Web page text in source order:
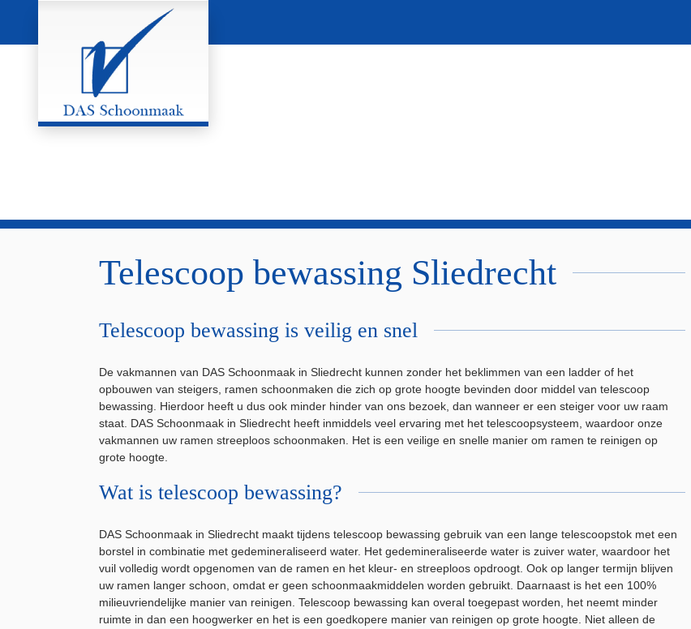
Telescoop bewassing Sliedrecht
Telescoop bewassing is veilig en snel
De vakmannen van DAS Schoonmaak in Sliedrecht kunnen zonder het beklimmen van een ladder of het
opbouwen van steigers, ramen schoonmaken die zich op grote hoogte bevinden door middel van telescoop
bewassing. Hierdoor heeft u dus ook minder hinder van ons bezoek, dan wanneer er een steiger voor uw raam
staat. DAS Schoonmaak in Sliedrecht heeft inmiddels veel ervaring met het telescoopsysteem, waardoor onze
vakmannen uw ramen streeploos schoonmaken. Het is een veilige en snelle manier om ramen te reinigen op
grote hoogte.
Wat is telescoop bewassing?
DAS Schoonmaak in Sliedrecht maakt tijdens telescoop bewassing gebruik van een lange telescoopstok met een
borstel in combinatie met gedemineraliseerd water. Het gedemineraliseerde water is zuiver water, waardoor het
vuil volledig wordt opgenomen van de ramen en het kleur- en streeploos opdroogt. Ook op langer termijn blijven
uw ramen langer schoon, omdat er geen schoonmaakmiddelen worden gebruikt. Daarnaast is het een 100%
milieuvriendelijke manier van reinigen. Telescoop bewassing kan overal toegepast worden, het neemt minder
ruimte in dan een hoogwerker en het is een goedkopere manier van reinigen op grote hoogte. Niet alleen de